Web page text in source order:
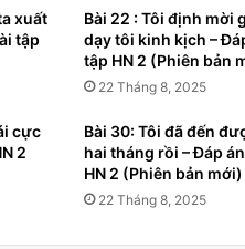
xuất
tập
Bài 22 : Tôi định mời
dạy tôi kinh kịch –
tập HN 2 (Phiên bản
22 Tháng 8, 2025
cực
2
Bài 30: Tôi đã đến
hai tháng rồi – Đáp
HN 2 (Phiên bản mới)
22 Tháng 8, 2025